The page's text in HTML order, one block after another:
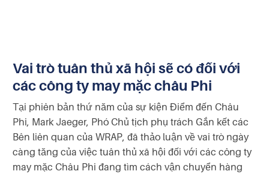
Vai trò tuân thủ xã hội sẽ có đối với
các công ty may mặc châu Phi
Tại phiên bản thứ năm của sự kiện Điểm đến Châu
Phi, Mark Jaeger, Phó Chủ tịch phụ trách Gắn kết các
Bên liên quan của WRAP, đã thảo luận về vai trò ngày
càng tăng của việc tuân thủ xã hội đối với các công ty
may mặc Châu Phi đang tìm cách vận chuyển hàng